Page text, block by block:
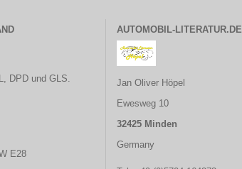
DPD und GLS.
E28
AUTOMOBIL-LITERATUR.DE
Jan Oliver Höpel
Ewesweg 10
32425 Minden
Germany